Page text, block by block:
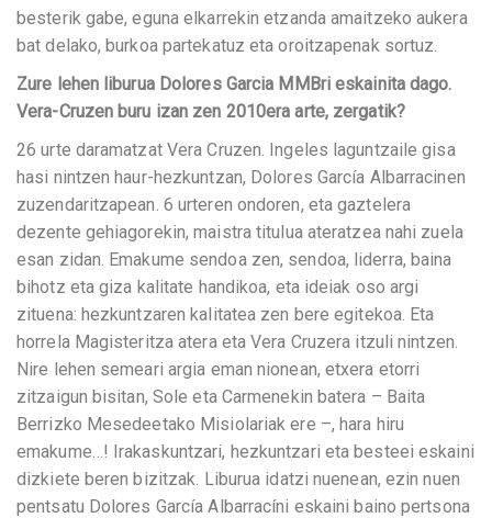
besterik gabe, eguna elkarrekin etzanda amaitzeko aukera
bat delako, burkoa partekatuz eta oroitzapenak sortuz.
Zure lehen liburua Dolores Garcia MMBri eskainita dago.
Vera-Cruzen buru izan zen 2010era arte, zergatik?
26 urte daramatzat Vera Cruzen. Ingeles laguntzaile gisa
hasi nintzen haur-hezkuntzan, Dolores García Albarracinen
zuzendaritzapean. 6 urteren ondoren, eta gaztelera
dezente gehiagorekin, maistra titulua ateratzea nahi zuela
esan zidan. Emakume sendoa zen, sendoa, liderra, baina
bihotz eta giza kalitate handikoa, eta ideiak oso argi
zituena: hezkuntzaren kalitatea zen bere egitekoa. Eta
horrela Magisteritza atera eta Vera Cruzera itzuli nintzen.
Nire lehen semeari argia eman nionean, etxera etorri
zitzaigun bisitan, Sole eta Carmenekin batera – Baita
Berrizko Mesedeetako Misiolariak ere –, hara hiru
emakume…! Irakaskuntzari, hezkuntzari eta besteei eskaini
dizkiete beren bizitzak. Liburua idatzi nuenean, ezin nuen
pentsatu Dolores García Albarracíni eskaini baino pertsona